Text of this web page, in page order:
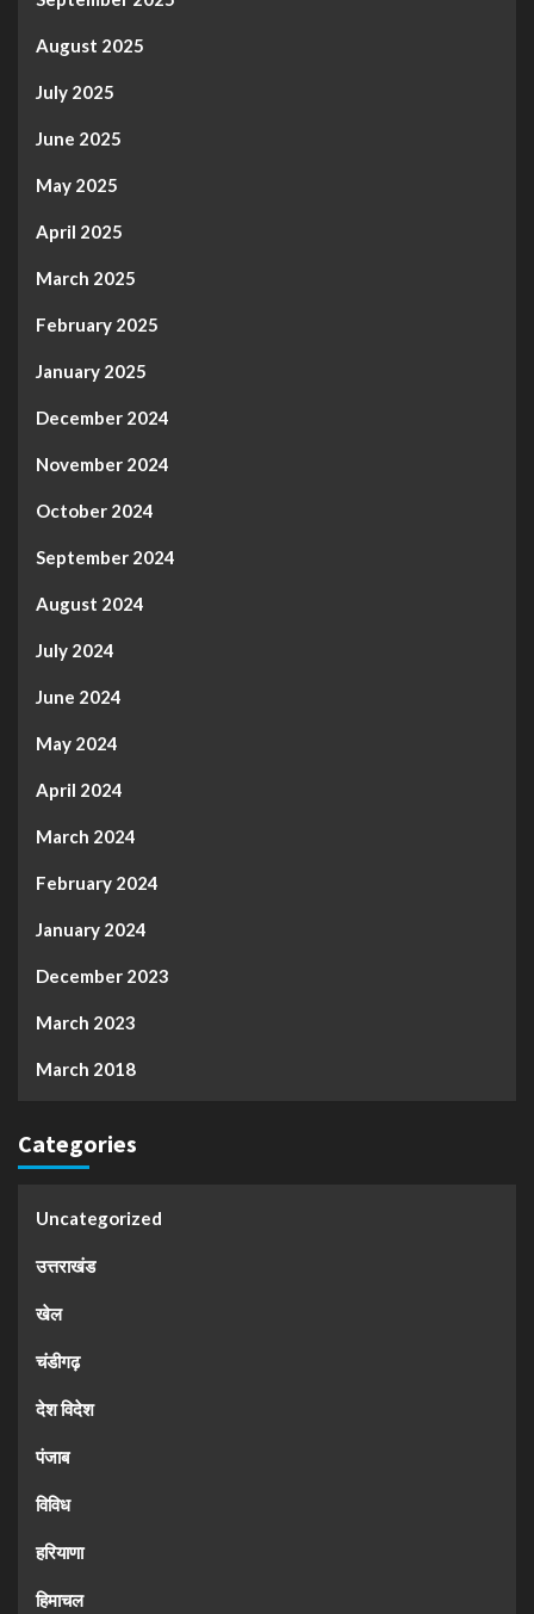
August 2025
July 2025
June 2025
May 2025
April 2025
March 2025
February 2025
January 2025
December 2024
November 2024
October 2024
September 2024
August 2024
July 2024
June 2024
May 2024
April 2024
March 2024
February 2024
January 2024
December 2023
March 2023
March 2018
Categories
Uncategorized
उत्तराखंड
खेल
चंडीगढ़
देश विदेश
पंजाब
विविध
हरियाणा
हिमाचल